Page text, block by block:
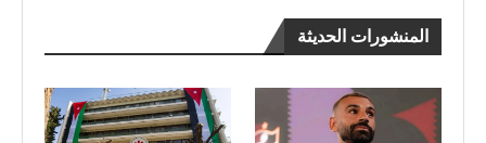
المنشورات الحديثة